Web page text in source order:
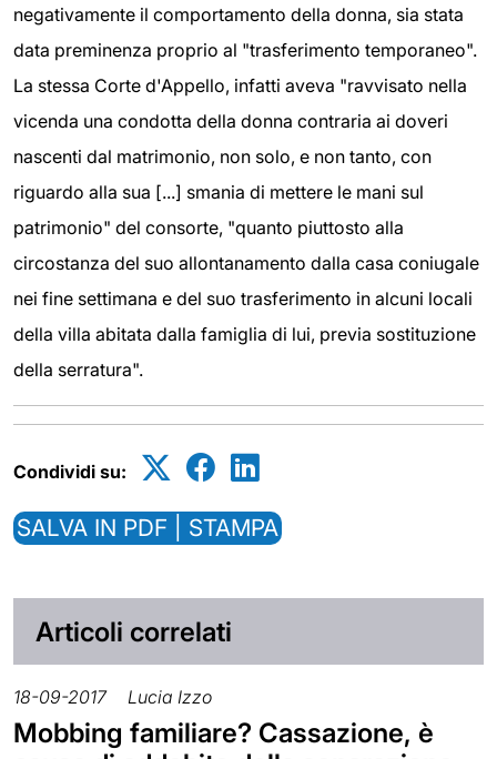
negativamente il comportamento della donna, sia stata
data preminenza proprio al "trasferimento temporaneo".
La stessa Corte d'Appello, infatti aveva "ravvisato nella
vicenda una condotta della donna contraria ai doveri
nascenti dal matrimonio, non solo, e non tanto, con
riguardo alla sua [...] smania di mettere le mani sul
patrimonio" del consorte, "quanto piuttosto alla
circostanza del suo allontanamento dalla casa coniugale
nei fine settimana e del suo trasferimento in alcuni locali
della villa abitata dalla famiglia di lui, previa sostituzione
della serratura".
Condividi su:
SALVA IN PDF | STAMPA
Articoli correlati
18-09-2017 Lucia Izzo
Mobbing familiare? Cassazione, è